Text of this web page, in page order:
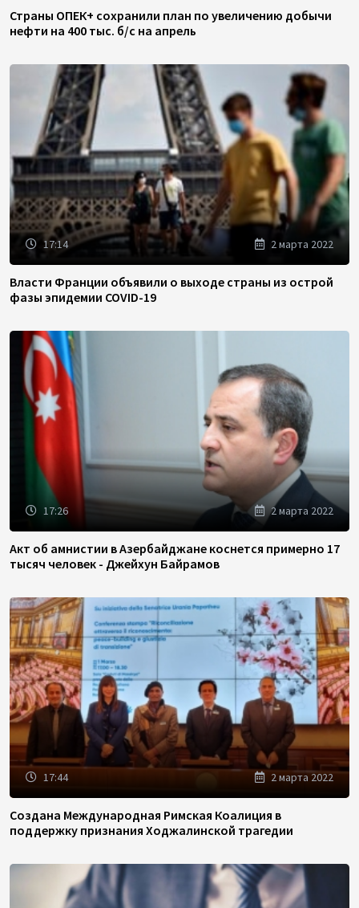
Страны ОПЕК+ сохранили план по увеличению добычи
нефти на 400 тыс. б/с на апрель
17:14 2 марта 2022
Власти Франции объявили о выходе страны из острой
фазы эпидемии COVID-19
17:26 2 марта 2022
Акт об амнистии в Азербайджане коснется примерно 17
тысяч человек - Джейхун Байрамов
17:44 2 марта 2022
Создана Международная Римская Коалиция в
поддержку признания Ходжалинской трагедии